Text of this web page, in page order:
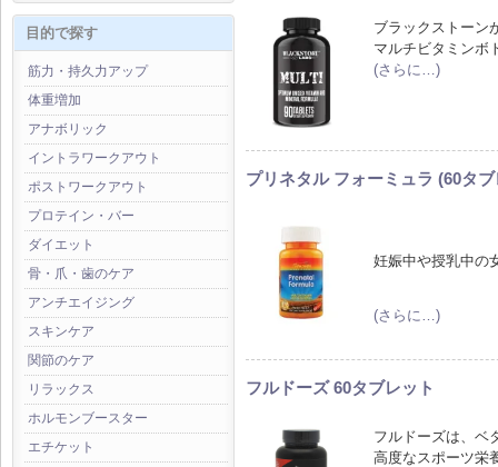
目的で探す
筋力・持久力アップ
体重増加
アナボリック
イントラワークアウト
ポストワークアウト
プロテイン・バー
ダイエット
骨・爪・歯のケア
アンチエイジング
スキンケア
関節のケア
リラックス
ホルモンブースター
エチケット
ブラックストーン
マルチビタミンボ
(さらに…)
プリネタル フォーミュラ (60タ
妊娠中や授乳中の
(さらに…)
フルドーズ 60タブレット
フルドーズは、ベ
高度なスポーツ栄